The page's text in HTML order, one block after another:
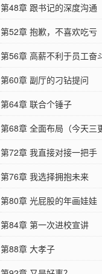
第48章 跟书记的深度沟通
第52章 抱歉，不喜欢吃亏
第56章 高薪不利于员工奋
第60章 副厅的刁钻提问
第64章 联合个锤子
第68章 全面布局（今天三
审核，不懂为啥）
第72章 我直接对接一把手
第76章 我选择拥抱未来
第80章 光屁股的年画娃娃
第84章 第一次进校宣讲
第88章 大孝子